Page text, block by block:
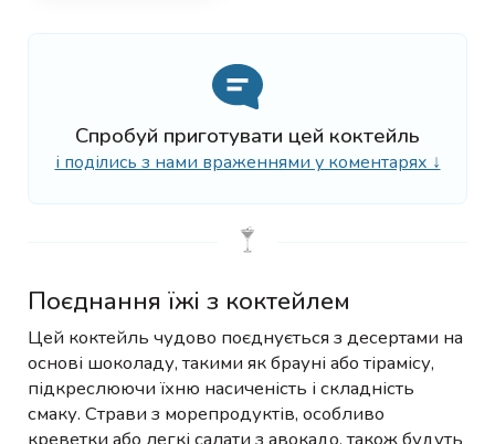
Спробуй приготувати цей коктейль
і поділись з нами враженнями у коментарях ↓
Поєднання їжі з коктейлем
Цей коктейль чудово поєднується з десертами на
основі шоколаду, такими як брауні або тірамісу,
підкреслюючи їхню насиченість і складність
смаку. Страви з морепродуктів, особливо